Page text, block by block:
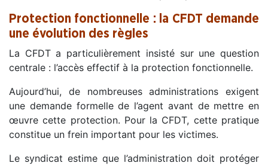
Protection fonctionnelle : la CFDT demande
une évolution des règles
La CFDT a particulièrement insisté sur une question
centrale : l’accès effectif à la protection fonctionnelle.
Aujourd’hui, de nombreuses administrations exigent
une demande formelle de l’agent avant de mettre en
œuvre cette protection. Pour la CFDT, cette pratique
constitue un frein important pour les victimes.
Le syndicat estime que l’administration doit protéger